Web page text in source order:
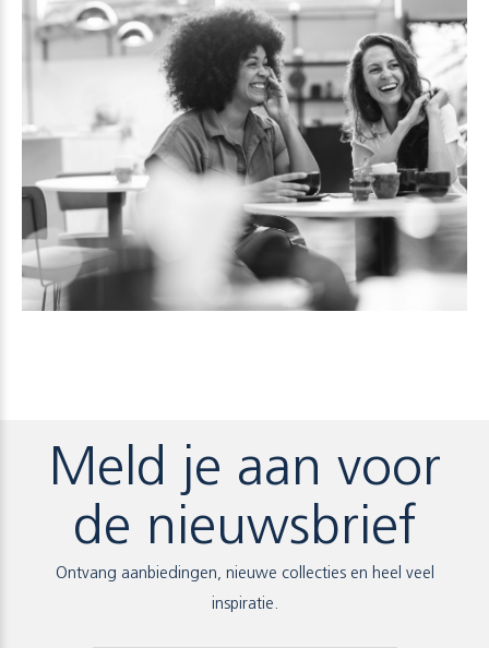
Meld je aan voor
de nieuwsbrief
Ontvang aanbiedingen, nieuwe collecties en heel veel
inspiratie.